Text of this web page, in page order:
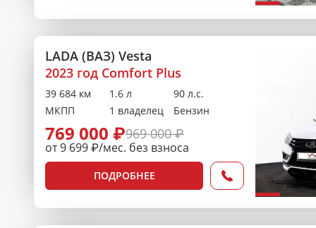
LADA (ВАЗ) Vesta
2023 год Comfort Plus
39 684 км 1.6 л
90 л.с.
МКПП
1 владелец Бензин
769 000 ₽969 000 ₽
от 9 699 ₽/мес. без взноса
ПОДРОБНЕЕ